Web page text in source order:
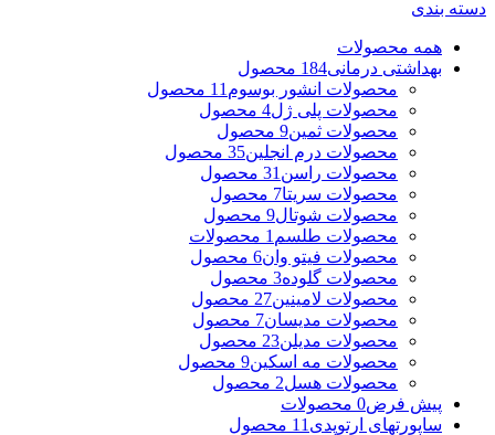
دسته بندی
همه محصولات
بهداشتی درمانی184 محصول
محصولات انشور بوسوم 11 محصول
محصولات پلی ژل4 محصول
محصولات ثمین9 محصول
محصولات درم انجلین35 محصول
محصولات راسن 31 محصول
محصولات سریتا7 محصول
محصولات شوتال9 محصول
محصولات طلسم 1 محصولات
محصولات فیتو وان6 محصول
محصولات گلوده3 محصول
محصولات لامینین27 محصول
محصولات مدیسان7 محصول
محصولات مدیلن23 محصول
محصولات مه اسکین9 محصول
محصولات هسل2 محصول
پیش فرض0 محصولات
ساپورتهای ارتوپدی 11 محصول